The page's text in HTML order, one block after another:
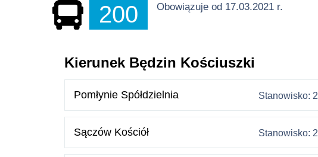
200 Obowiązuje od 17.03.2021 r.
Kierunek Będzin Kościuszki
Pomłynie Spółdzielnia Stanowisko: 2
Sączów Kościół Stanowisko: 2